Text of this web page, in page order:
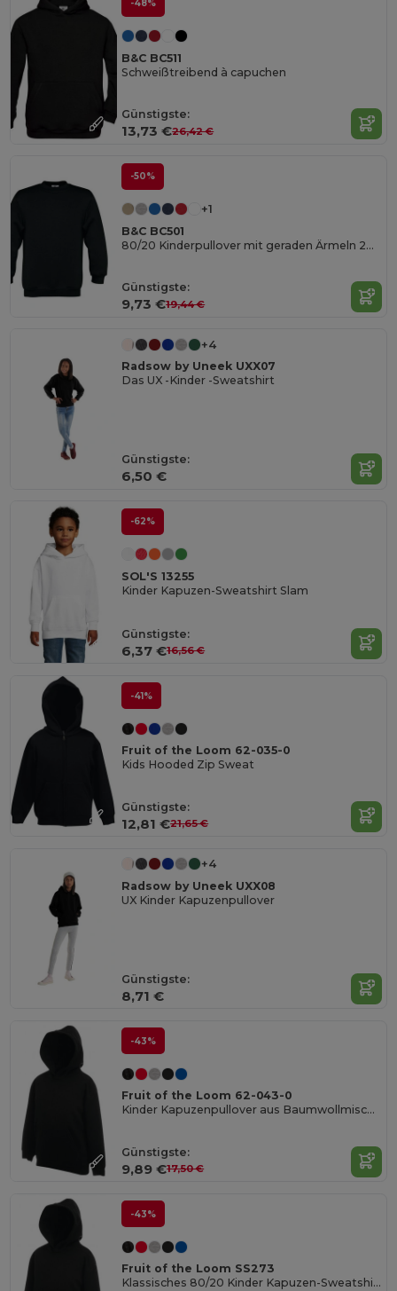
-48%
B&C BC511
Schweißtreibend à capuchen
Günstigste:
13,73 €26,42 €
-50%
+1
B&C BC501
80/20 Kinderpullover mit geraden Ärmeln 280 PST
Günstigste:
9,73 €19,44 €
+4
Radsow by Uneek UXX07
Das UX -Kinder -Sweatshirt
Günstigste:
6,50 €
-62%
SOL'S 13255
Kinder Kapuzen-Sweatshirt Slam
Günstigste:
6,37 €16,56 €
-41%
Fruit of the Loom 62-035-0
Kids Hooded Zip Sweat
Günstigste:
12,81 €21,65 €
+4
Radsow by Uneek UXX08
UX Kinder Kapuzenpullover
Günstigste:
8,71 €
-43%
Fruit of the Loom 62-043-0
Kinder Kapuzenpullover aus Baumwollmischung
Günstigste:
9,89 €17,50 €
-43%
Fruit of the Loom SS273
Klassisches 80/20 Kinder Kapuzen-Sweatshirt